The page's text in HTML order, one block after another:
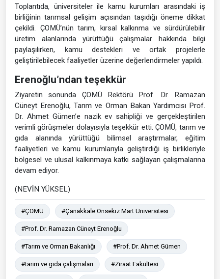
Toplantıda, üniversiteler ile kamu kurumları arasındaki iş
birliğinin tarımsal gelişim açısından taşıdığı öneme dikkat
çekildi. ÇOMÜ’nün tarım, kırsal kalkınma ve sürdürülebilir
üretim alanlarında yürüttüğü çalışmalar hakkında bilgi
paylaşılırken, kamu destekleri ve ortak projelerle
geliştirilebilecek faaliyetler üzerine değerlendirmeler yapıldı.
Erenoğlu’ndan teşekkür
Ziyaretin sonunda ÇOMÜ Rektörü Prof. Dr. Ramazan
Cüneyt Erenoğlu, Tarım ve Orman Bakan Yardımcısı Prof.
Dr. Ahmet Gümen’e nazik ev sahipliği ve gerçekleştirilen
verimli görüşmeler dolayısıyla teşekkür etti. ÇOMÜ, tarım ve
gıda alanında yürüttüğü bilimsel araştırmalar, eğitim
faaliyetleri ve kamu kurumlarıyla geliştirdiği iş birlikleriyle
bölgesel ve ulusal kalkınmaya katkı sağlayan çalışmalarına
devam ediyor.
(NEVİN YÜKSEL)
#ÇOMÜ #Çanakkale Onsekiz Mart Üniversitesi
#Prof. Dr. Ramazan Cüneyt Erenoğlu
#Tarım ve Orman Bakanlığı #Prof. Dr. Ahmet Gümen
#tarım ve gıda çalışmaları #Ziraat Fakültesi